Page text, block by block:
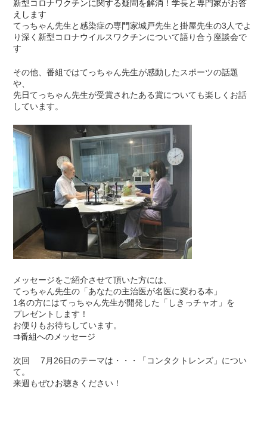
新型コロナワクチンに関する疑問を解消！学長と専門家がお答
えします
てっちゃん先生と感染症の専門家城戸先生と掛屋先生の3人でよ
り深く新型コロナウイルスワクチンについて語り合う座談会で
す
その他、番組ではてっちゃん先生が感動したスポーツの話題
や、
先日てっちゃん先生が受賞されたある賞についても楽しくお話
しています。
メッセージをご紹介させて頂いた方には、
てっちゃん先生の「あなたの主治医が名医に変わる本」
1名の方にはてっちゃん先生が開発した「しきっチャオ」を
プレゼントします！
お便りもお待ちしています。
⇉番組へのメッセージ
次回 7月26日のテーマは・・・「コンタクトレンズ」につい
て。
来週もぜひお聴きください！